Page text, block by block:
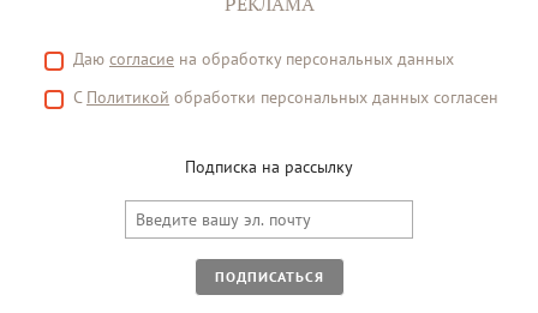
Даю согласие на обработку персональных данных
С Политикой обработки персональных данных согласен
Подписка на рассылку
ПОДПИСАТЬСЯ